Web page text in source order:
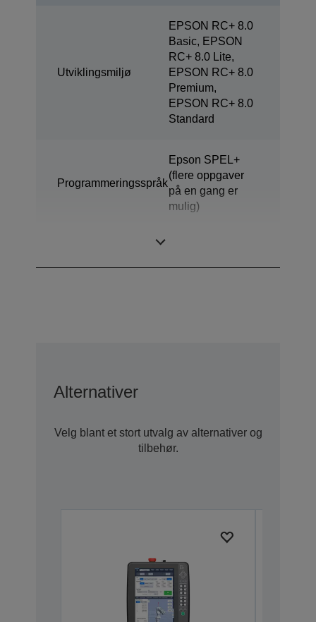
Utviklingsmiljø
EPSON RC+ 8.0
Basic, EPSON
RC+ 8.0 Lite,
EPSON RC+ 8.0
Premium,
EPSON RC+ 8.0
Standard
Programmeringsspråk
Epson SPEL+
(flere oppgaver
på en gang er
mulig)
Alternativer
Velg blant et stort utvalg av alternativer og
tilbehør.